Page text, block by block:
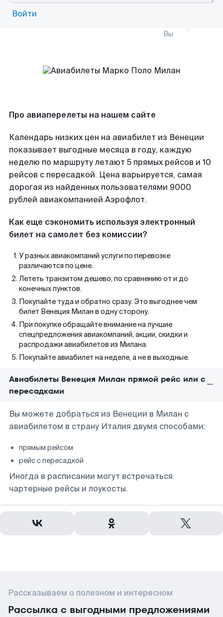
Войти
Вы
Про авиаперелеты на нашем сайте
Календарь низких цен на авиабилет из Венеции
показывает выгодные месяца в году, каждую
неделю по маршруту летают 5 прямых рейсов и 10
рейсов с пересадкой. Цена варьируется, самая
дорогая из найденных пользователями 9000
рублей авиакомпанией Аэрофлот.
Как еще сэкономить используя электронный
билет на самолет без комиссии?
У разных авиакомпаний услуги по перевозке
различаются по цене.
Лететь транзитом дешево, по сравнению от и до
конечных пунктов.
Покупайте туда и обратно сразу. Это выгоднее чем
билет Венеция Милан в одну сторону.
При покупке обращайте внимание на лучшие
спецпредложения авиакомпаний, акции, скидки и
распродажи авиабилетов из Милана.
Покупайте авиабилет на неделе, а не в выходные.
Авиабилеты Венеция Милан прямой рейс или с
пересадками
Вы можете добраться из Венеции в Милан с
авиабилетом в страну Италия двумя способами:
прямым рейсом
рейс с пересадкой
Иногда в расписании могут встречаться
чартерные рейсы и лоукосты.
Рассказываем о полезном и интересном
Рассылка с выгодными предложениями